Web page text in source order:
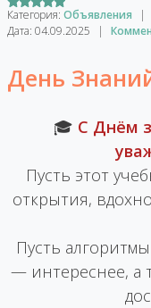
Категория: Объявления |
Дата: 04.09.2025 |
День
🎓 С Днём
Пусть этот
открытия,
Пусть
— интереснее, а